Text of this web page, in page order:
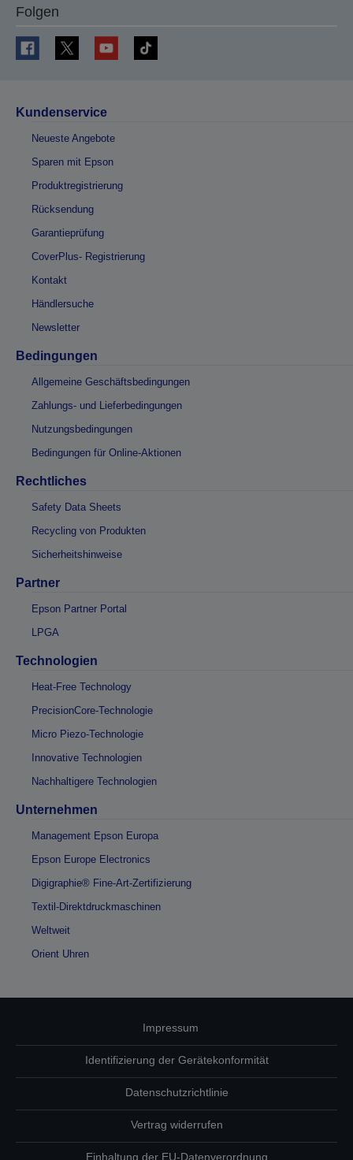
Folgen
Kundenservice
Neueste Angebote
Sparen mit Epson
Produktregistrierung
Rücksendung
Garantieprüfung
CoverPlus- Registrierung
Kontakt
Händlersuche
Newsletter
Bedingungen
Allgemeine Geschäftsbedingungen
Zahlungs- und Lieferbedingungen
Nutzungsbedingungen
Bedingungen für Online-Aktionen
Rechtliches
Safety Data Sheets
Recycling von Produkten
Sicherheitshinweise
Partner
Epson Partner Portal
LPGA
Technologien
Heat-Free Technology
PrecisionCore-Technologie
Micro Piezo-Technologie
Innovative Technologien
Nachhaltigere Technologien
Unternehmen
Management Epson Europa
Epson Europe Electronics
Digigraphie® Fine-Art-Zertifizierung
Textil-Direktdruckmaschinen
Weltweit
Orient Uhren
Impressum
Identifizierung der Gerätekonformität
Datenschutzrichtlinie
Vertrag widerrufen
Einhaltung der EU-Datenverordnung